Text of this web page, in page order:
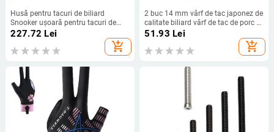
Husă pentru tacuri de biliard
Snooker ușoară pentru tacuri de
biliard Container portabil anti
zgârieturi Geanta de transport
pentru tacuri de biliard Accesorii
227.72 Lei
add_shopping_cart
2 buc 14 mm vârf de tac japonez de
calitate biliard vârf de tac de porc 9
straturi vârf de tac de snooker SS
SMH Accesorii de biliard de snooker
51.93 Lei
add_shopping_cart